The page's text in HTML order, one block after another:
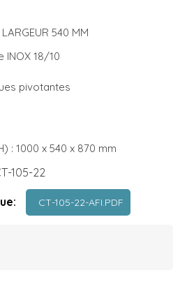
540 MM
INOX 18/10
pivotantes
: 1000 x 540 x 870 mm
105-22
CT-105-22-AFI.PDF